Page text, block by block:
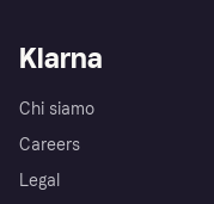
Klarna
Chi siamo
Careers
Legal